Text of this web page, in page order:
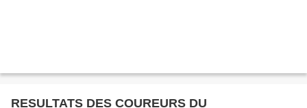
RESULTATS DES COUREURS DU